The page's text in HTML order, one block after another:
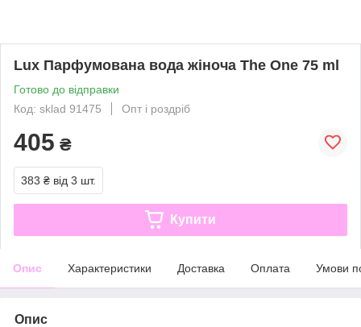
Lux Парфумована вода жіноча The One 75 ml
Готово до відправки
Код: sklad 91475
Опт і роздріб
405 ₴
383 ₴ від 3 шт.
Купити
Опис Характеристики Доставка Оплата Умови
Опис